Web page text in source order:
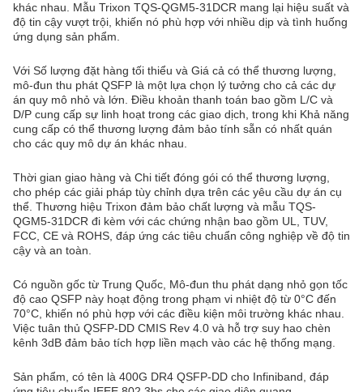
khác nhau. Mẫu Trixon TQS-QGM5-31DCR mang lại hiệu suất và
độ tin cậy vượt trội, khiến nó phù hợp với nhiều dịp và tình huống
ứng dụng sản phẩm.
Với Số lượng đặt hàng tối thiểu và Giá cả có thể thương lượng,
mô-đun thu phát QSFP là một lựa chọn lý tưởng cho cả các dự
án quy mô nhỏ và lớn. Điều khoản thanh toán bao gồm L/C và
D/P cung cấp sự linh hoạt trong các giao dịch, trong khi Khả năng
cung cấp có thể thương lượng đảm bảo tính sẵn có nhất quán
cho các quy mô dự án khác nhau.
Thời gian giao hàng và Chi tiết đóng gói có thể thương lượng,
cho phép các giải pháp tùy chỉnh dựa trên các yêu cầu dự án cụ
thể. Thương hiệu Trixon đảm bảo chất lượng và mẫu TQS-
QGM5-31DCR đi kèm với các chứng nhận bao gồm UL, TUV,
FCC, CE và ROHS, đáp ứng các tiêu chuẩn công nghiệp về độ tin
cậy và an toàn.
Có nguồn gốc từ Trung Quốc, Mô-đun thu phát dạng nhỏ gọn tốc
độ cao QSFP này hoạt động trong phạm vi nhiệt độ từ 0°C đến
70°C, khiến nó phù hợp với các điều kiện môi trường khác nhau.
Việc tuân thủ QSFP-DD CMIS Rev 4.0 và hỗ trợ suy hao chèn
kênh 3dB đảm bảo tích hợp liền mạch vào các hệ thống mạng.
Sản phẩm, có tên là 400G DR4 QSFP-DD cho Infiniband, đáp